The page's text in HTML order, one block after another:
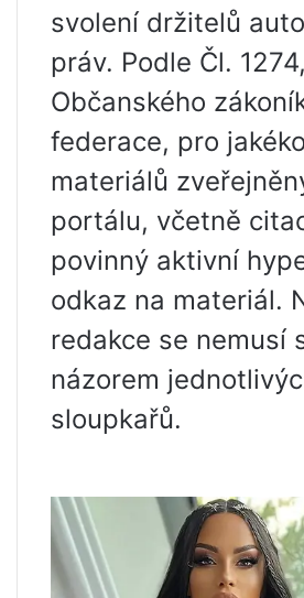
svolení držitelů
práv. Podle Čl.
Občanského
federace, pro
materiálů
portálu, včetně
povinný aktivní
odkaz na materiál.
redakce se nemusí
názorem
sloupkařů.